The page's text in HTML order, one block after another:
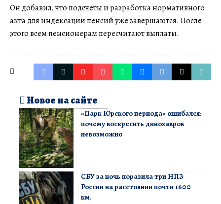
Он добавил, что подсчеты и разработка нормативного
акта для индексации пенсий уже завершаются. После
этого всем пенсионерам пересчитают выплаты.
Новое на сайте
«Парк Юрского периода» ошибался:
почему воскресить динозавров
невозможно
СБУ за ночь поразила три НПЗ
России на расстоянии почти 1600
км.